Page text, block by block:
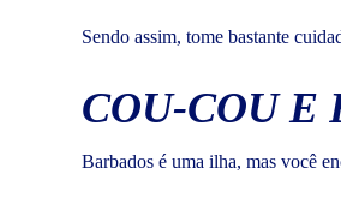
Sendo assim, tome bastante
COU-COU E
Barbados é uma ilha, mas você